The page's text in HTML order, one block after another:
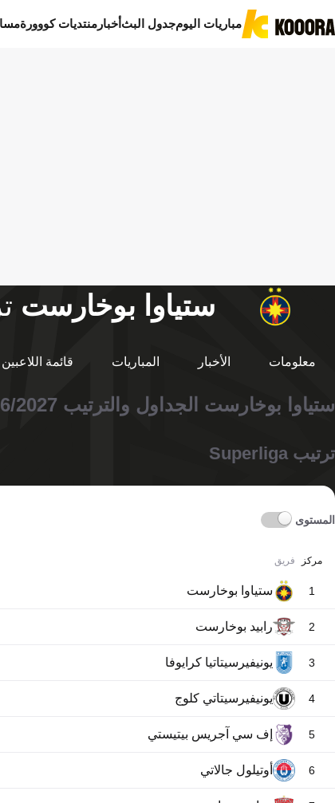
مباريات اليومجدول البثأخبار منتديات كووورة
ستياوا بوخارست
معلومات الأخبار المباريات قائمة اللاعبين
ستياوا بوخارست الجداول والترتيب 2026/2027
ترتيب Superliga
المستوى
مركز فريق
1 ستياوا بوخارست
2 رابيد بوخارست
3 يونيفيرسيتاتيا كرايوفا
4 يونيفيرسيتاتي كلوج
5 إف سي آجريس بيتيستي
6 أوتيلول جالاتي